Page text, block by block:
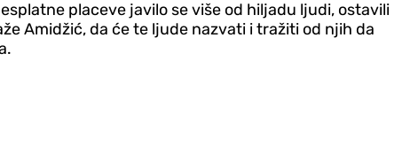
placeve javilo se više od hiljadu ljudi, ostavili
Amidžić, da će te ljude nazvati i tražiti od njih da